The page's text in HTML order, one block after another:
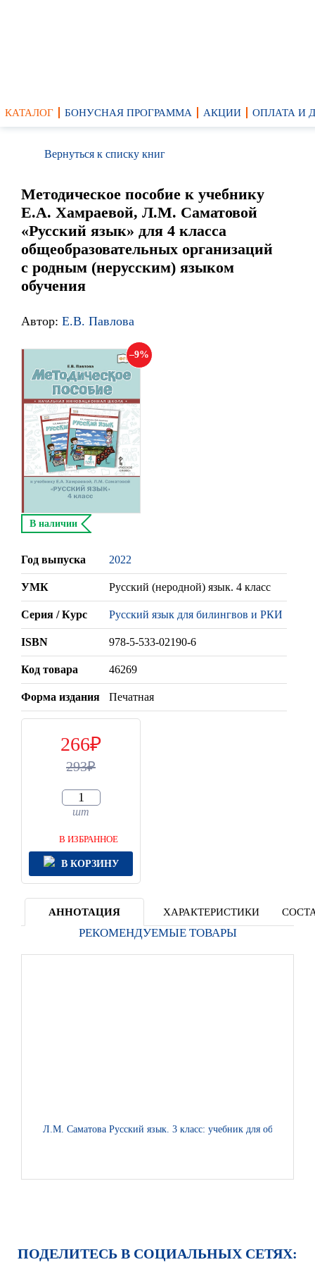
КАТАЛОГ БОНУСНАЯ ПРОГРАММА АКЦИИ ОПЛАТА И
Вернуться к списку книг
Методическое пособие к учебнику
Е.А. Хамраевой, Л.М. Саматовой
«Русский язык» для 4 класса
общеобразовательных организаций
с родным (нерусским) языком
обучения
Автор: Е.В. Павлова
9
В наличии
Год выпуска 2022
УМК Русский (неродной) язык. 4 класс
Серия / Курс Русский язык для билингвов и РКИ
ISBN 978-5-533-02190-6
Код товара 46269
Форма издания Печатная
266
293
шт
В ИЗБРАННОЕ
В КОРЗИНУ
АННОТАЦИЯ ХАРАКТЕРИСТИКИ
РЕКОМЕНДУЕМЫЕ ТОВАРЫ
Л.М. Саматова Русский язык. 3 класс: учебник для
ПОДЕЛИТЕСЬ В СОЦИАЛЬНЫХ СЕТЯХ: